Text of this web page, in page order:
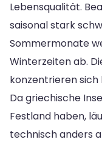
Lebensqualität.
saisonal stark
Sommermonate
Winterzeiten ab.
konzentrieren sich
Da griechische
Festland haben,
technisch anders